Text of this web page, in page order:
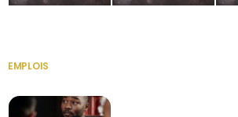
EMPLOIS